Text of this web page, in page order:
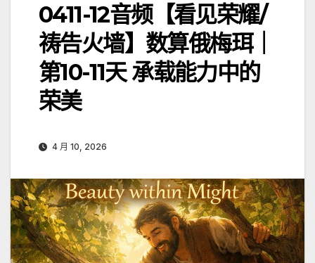
0411-12音频【看见荣耀/
祷告火墙】数算俄梅珥｜
第10-11天 承载能力中的
荣美
4 月 10, 2026